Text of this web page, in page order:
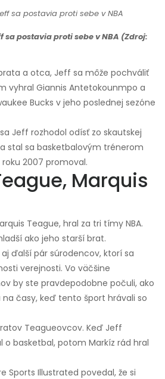
postavia proti sebe v NBA (Zdroj:
a otca, Jeff sa môže pochváliť
vyhral Giannis Antetokounmpo a
Bucks v jeho poslednej sezóne
Jeff rozhodol odísť zo skautskej
stal sa basketbalovým trénerom
roku 2007 promoval.
Marquis
Teague, hral za tri tímy NBA.
ako jeho starší brat.
ďalší pár súrodencov, ktorí sa
verejnosti. Vo väčšine
by ste pravdepodobne počuli, ako
časy, keď tento šport hrávali so
Teagueovcov. Keď Jeff
o basketbal, potom Markíz rád hral
Sports Illustrated povedal, že si